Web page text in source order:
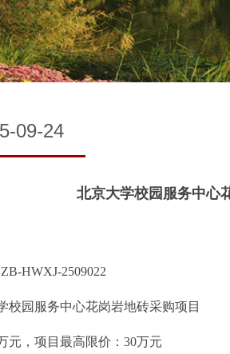
09-24
北京大学校园服务中心
HWXJ-2509022
校园服务中心花岗岩地砖采购项目
元 ， 项目最高限价： 30万元